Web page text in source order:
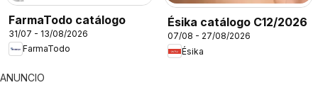
FarmaTodo catálogo
31/07 - 13/08/2026
FarmaTodo
Ésika catálogo C12/2026
07/08 - 27/08/2026
Ésika
ANUNCIO